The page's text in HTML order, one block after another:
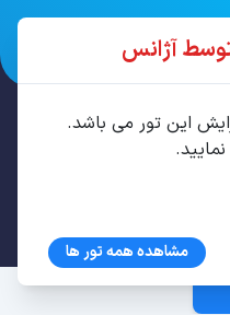
آژانس
این تور می باشد.
مشاهده همه تور ها